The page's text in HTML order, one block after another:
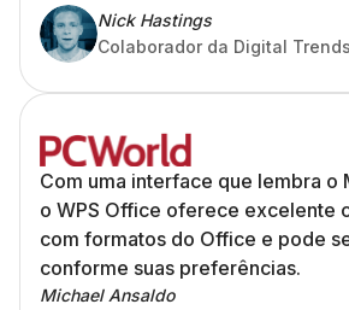
Nick Hastings
Colaborador da Digital Trends
Com uma interface que lembra o
o WPS Office oferece excelente
com formatos do Office e pode
conforme suas preferências.
Michael Ansaldo